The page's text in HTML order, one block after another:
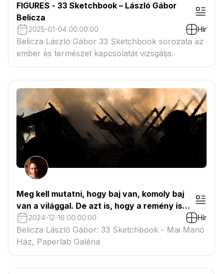
FIGURES - 33 Sketchbook – László Gábor
Belicza
2025-01-04 00:00:00 Hír
Belicza László Gábor 33 Sketchbook sorozata az
ember és természet kapcsolatát vizsgálja.
Meg kell mutatni, hogy baj van, komoly baj
van a világgal. De azt is, hogy a remény is
velünk van
2024-12-16 00:00:00 Hír
Belicza László Gábor: 33 Sketchbook - Mai Manó
Ház, Paperlab Galéria